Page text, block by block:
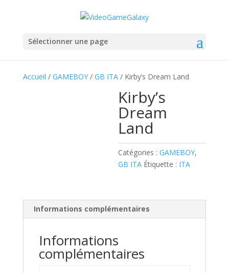
Sélectionner une page
Accueil / GAMEBOY/ GB ITA/ Kirby’s Dream Land
Kirby’s
Dream
Land
Catégories :GAMEBOY,
GB ITA Étiquette : ITA
Informations complémentaires
Informations
complémentaires